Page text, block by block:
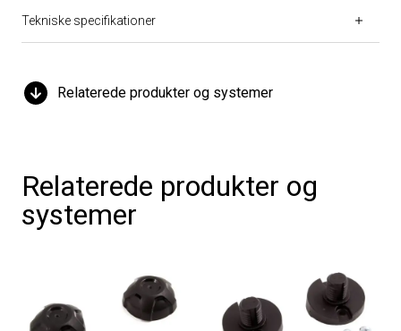
Tekniske specifikationer
Relaterede produkter og systemer
Relaterede produkter og
systemer